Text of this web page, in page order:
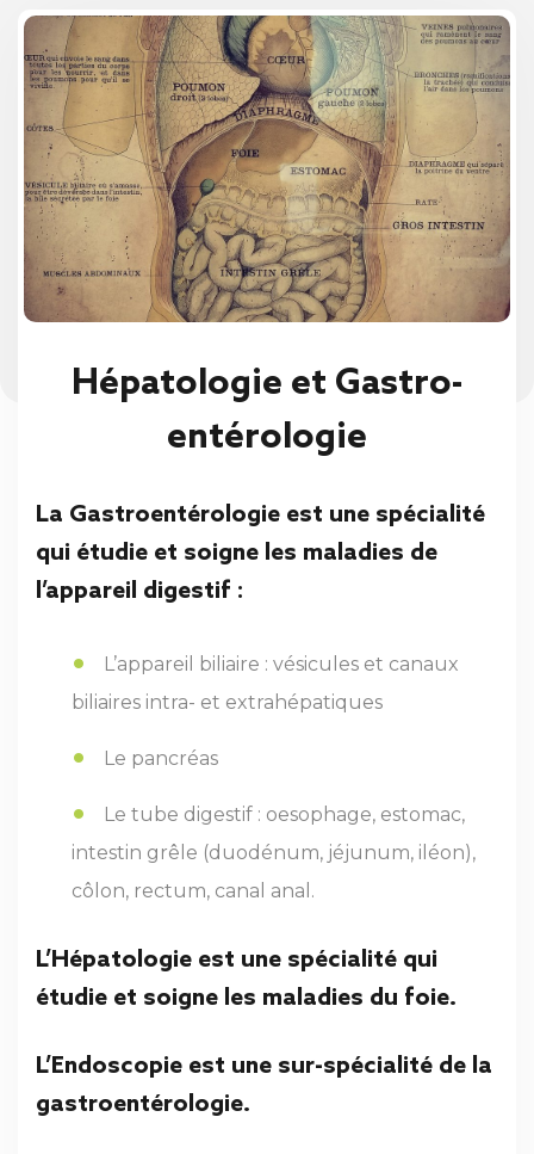
Hépatologie et Gastro-
entérologie
La Gastroentérologie est une spécialité
qui étudie et soigne les maladies de
l’appareil digestif :
L’appareil biliaire : vésicules et canaux
biliaires intra- et extrahépatiques
Le pancréas
Le tube digestif : oesophage, estomac,
intestin grêle (duodénum, jéjunum, iléon),
côlon, rectum, canal anal.
L’Hépatologie est une spécialité qui
étudie et soigne les maladies du foie.
L’Endoscopie est une sur-spécialité de la
gastroentérologie.